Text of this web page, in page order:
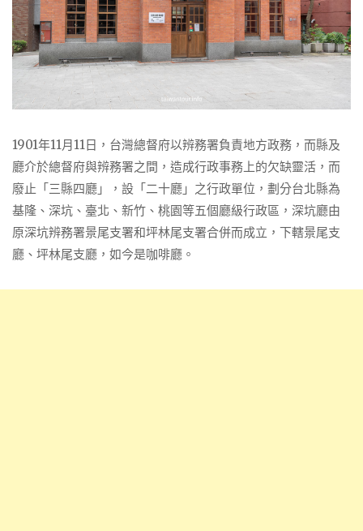
1901年11月11日，台灣總督府以辨務署負責地方政務，而縣及
廳介於總督府與辨務署之間，造成行政事務上的欠缺靈活，而
廢止「三縣四廳」，設「二十廳」之行政單位，劃分台北縣為
基隆、深坑、臺北、新竹、桃園等五個廳級行政區，深坑廳由
原深坑辨務署景尾支署和坪林尾支署合併而成立，下轄景尾支
廳、坪林尾支廳，如今是咖啡廳。